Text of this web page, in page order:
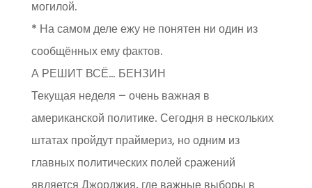
могилой.
* На самом деле ежу не понятен ни один из
сообщённых ему фактов.
А РЕШИТ ВСЁ… БЕНЗИН
Текущая неделя – очень важная в
американской политике. Сегодня в нескольких
штатах пройдут праймериз, но одним из
главных политических полей сражений